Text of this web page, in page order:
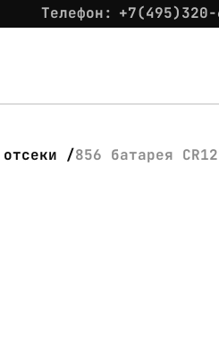
Телефон:
856 батарея